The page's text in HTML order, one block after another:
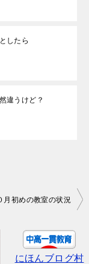
したら
違うけど？
月初めの教室の状況
にほんブログ村